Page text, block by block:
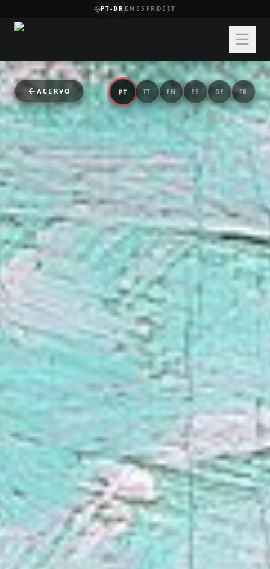
PT-BR EN ES FR DE IT
ACERVO PT IT EN ES DE FR